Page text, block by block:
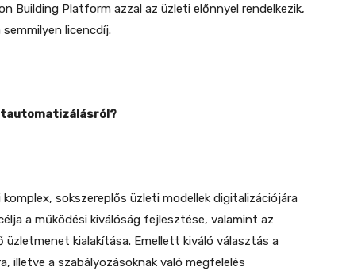
Building Platform azzal az üzleti előnnyel rendelkezik,
licencdíj.
sokszereplős üzleti modellek digitalizációjára
a működési kiválóság fejlesztése, valamint az
kialakítása. Emellett kiváló választás a
illetve a szabályozásoknak való megfelelés